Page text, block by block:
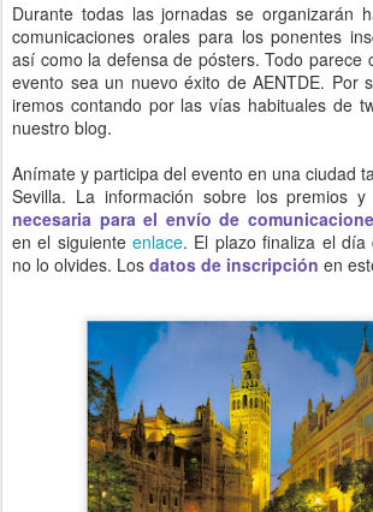
Durante todas las jornadas se organizarán
comunicaciones orales para los ponentes
así como la defensa de pósters. Todo parece
evento sea un nuevo éxito de AENTDE. Por
iremos contando por las vías habituales de
nuestro blog.
Anímate y participa del evento en una ciudad
Sevilla. La información sobre los premios y
necesaria para el envío de
en el siguienteenlace. El plazo finaliza el día
no lo olvides. Los datos de inscripción en